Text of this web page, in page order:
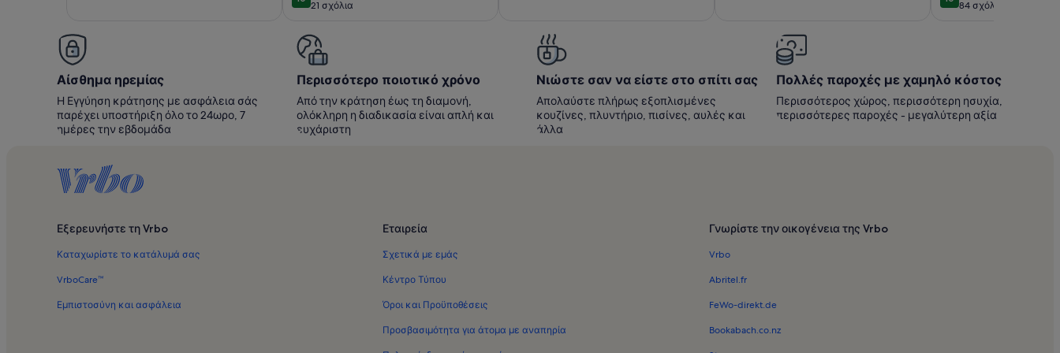
10 στα 10
21 σχόλια
(21
10 στα 10
84 σχόλια
(84
Αίσθημα ηρεμίας
Η Εγγύηση κράτησης με ασφάλεια σάς
παρέχει υποστήριξη όλο το 24ωρο, 7
ημέρες την εβδομάδα
Περισσότερο ποιοτικό χρόνο
Από την κράτηση έως τη διαμονή,
ολόκληρη η διαδικασία είναι απλή και
ευχάριστη
Νιώστε σαν να είστε στο σπίτι σας
Απολαύστε πλήρως εξοπλισμένες
κουζίνες, πλυντήριο, πισίνες, αυλές και
άλλα
Πολλές παροχές με χαμηλό κόστος
Περισσότερος χώρος, περισσότερη ησυχία,
περισσότερες παροχές - μεγαλύτερη αξία
Εξερευνήστε τη Vrbo
Καταχωρίστε το κατάλυμά σας
VrboCare™
Εμπιστοσύνη και ασφάλεια
Εταιρεία
Σχετικά με εμάς
Κέντρο Τύπου
Όροι και Προϋποθέσεις
Προσβασιμότητα για άτομα με αναπηρία
Γνωρίστε την οικογένεια της Vrbo
Vrbo
Abritel.fr
FeWo-direkt.de
Bookabach.co.nz